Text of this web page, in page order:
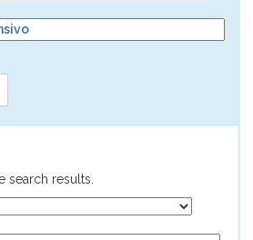
search results.